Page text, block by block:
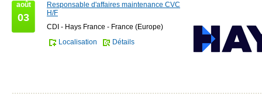
août
03
Responsable d'affaires maintenance CVC
H/F
CDI - Hays France - France (Europe)
Localisation
Détails